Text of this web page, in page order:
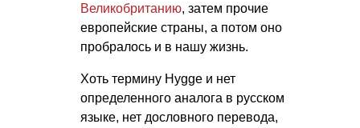
Великобританию, затем прочие
европейские страны, а потом оно
пробралось и в нашу жизнь.
Хоть термину Hygge и нет
определенного аналога в русском
языке, нет дословного перевода,